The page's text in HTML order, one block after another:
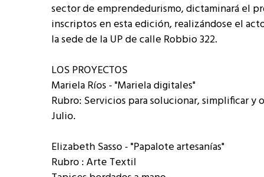
sector de emprendedurismo, dictaminará el
inscriptos en esta edición, realizándose el
la sede de la UP de calle Robbio 322.
LOS PROYECTOS
Mariela Ríos - "Mariela digitales"
Rubro: Servicios para solucionar, simplificar
Julio.
Elizabeth Sasso - "Papalote artesanías"
Rubro : Arte Textil